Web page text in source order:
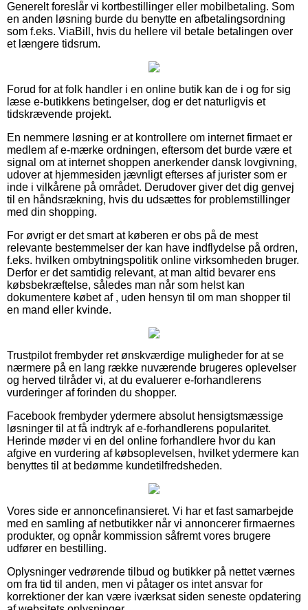
Generelt foreslår vi kortbestillinger eller mobilbetaling. Som
en anden løsning burde du benytte en afbetalingsordning
som f.eks. ViaBill, hvis du hellere vil betale betalingen over
et længere tidsrum.
Forud for at folk handler i en online butik kan de i og for sig
læse e-butikkens betingelser, dog er det naturligvis et
tidskrævende projekt.
En nemmere løsning er at kontrollere om internet firmaet er
medlem af e-mærke ordningen, eftersom det burde være et
signal om at internet shoppen anerkender dansk lovgivning,
udover at hjemmesiden jævnligt efterses af jurister som er
inde i vilkårene på området. Derudover giver det dig genvej
til en håndsrækning, hvis du udsættes for problemstillinger
med din shopping.
For øvrigt er det smart at køberen er obs på de mest
relevante bestemmelser der kan have indflydelse på ordren,
f.eks. hvilken ombytningspolitik online virksomheden bruger.
Derfor er det samtidig relevant, at man altid bevarer ens
købsbekræftelse, således man når som helst kan
dokumentere købet af , uden hensyn til om man shopper til
en mand eller kvinde.
Trustpilot frembyder ret ønskværdige muligheder for at se
nærmere på en lang række nuværende brugeres oplevelser
og herved tilråder vi, at du evaluerer e-forhandlerens
vurderinger af forinden du shopper.
Facebook frembyder ydermere absolut hensigtsmæssige
løsninger til at få indtryk af e-forhandlerens popularitet.
Herinde møder vi en del online forhandlere hvor du kan
afgive en vurdering af købsoplevelsen, hvilket ydermere kan
benyttes til at bedømme kundetilfredsheden.
Vores side er annoncefinansieret. Vi har et fast samarbejde
med en samling af netbutikker når vi annoncerer firmaernes
produkter, og opnår kommission såfremt vores brugere
udfører en bestilling.
Oplysninger vedrørende tilbud og butikker på nettet værnes
om fra tid til anden, men vi påtager os intet ansvar for
korrektioner der kan være iværksat siden seneste opdatering